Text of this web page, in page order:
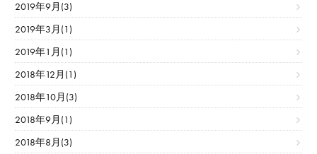
2019年9月(3)
2019年3月(1)
2019年1月(1)
2018年12月(1)
2018年10月(3)
2018年9月(1)
2018年8月(3)